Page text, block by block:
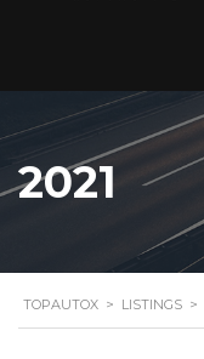
2021
TOPAUTOX > LISTINGS >